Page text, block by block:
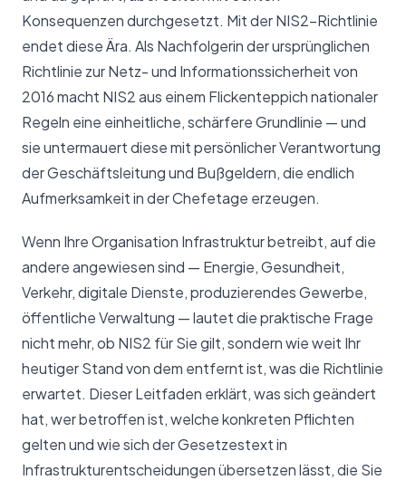
Konsequenzen durchgesetzt. Mit der NIS2-Richtlinie
endet diese Ära. Als Nachfolgerin der ursprünglichen
Richtlinie zur Netz- und Informationssicherheit von
2016 macht NIS2 aus einem Flickenteppich nationaler
Regeln eine einheitliche, schärfere Grundlinie — und
sie untermauert diese mit persönlicher Verantwortung
der Geschäftsleitung und Bußgeldern, die endlich
Aufmerksamkeit in der Chefetage erzeugen.
Wenn Ihre Organisation Infrastruktur betreibt, auf die
andere angewiesen sind — Energie, Gesundheit,
Verkehr, digitale Dienste, produzierendes Gewerbe,
öffentliche Verwaltung — lautet die praktische Frage
nicht mehr, ob NIS2 für Sie gilt, sondern wie weit Ihr
heutiger Stand von dem entfernt ist, was die Richtlinie
erwartet. Dieser Leitfaden erklärt, was sich geändert
hat, wer betroffen ist, welche konkreten Pflichten
gelten und wie sich der Gesetzestext in
Infrastrukturentscheidungen übersetzen lässt, die Sie